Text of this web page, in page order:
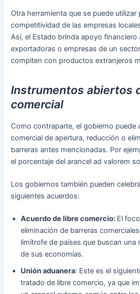
Otra herramienta que se puede utilizar
competitividad de las empresas
Así, el Estado brinda apoyo financiero
exportadoras o empresas de un
compiten con productos extranjeros
Instrumentos abiertos
comercial
Como contraparte, el gobierno puede
comercial de apertura, reducción o
barreras antes mencionadas. Por
el porcentaje del arancel ad valorem
Los gobiernos también pueden
siguientes acuerdos:
Acuerdo de libre comercio: El
eliminación de barreras
limítrofe de países que buscan una
de sus economías.
Unión aduanera: Este es el
tratado de libre comercio, ya que